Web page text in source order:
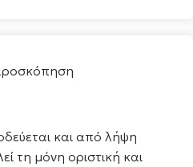
και από λήψη
τη μόνη οριστική και